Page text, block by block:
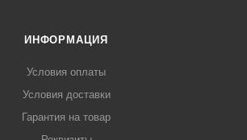
ИНФОРМАЦИЯ
Условия оплаты
Условия доставки
Гарантия на товар